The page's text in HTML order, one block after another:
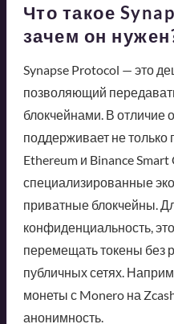
Что такое
зачем он
Synapse Protocol — это
позволяющий
блокчейнами. В отличие
поддерживает не
Ethereum и Binance Smart
специализированные
приватные блокчейны.
конфиденциальность,
перемещать токены без
публичных сетях.
монеты с Monero на
анонимность.